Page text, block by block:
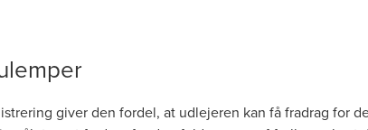
giver den fordel, at udlejeren kan få fradrag for